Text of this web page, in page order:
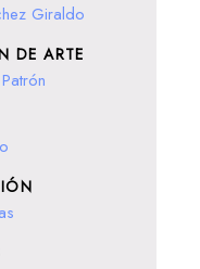
Giraldo
DE ARTE